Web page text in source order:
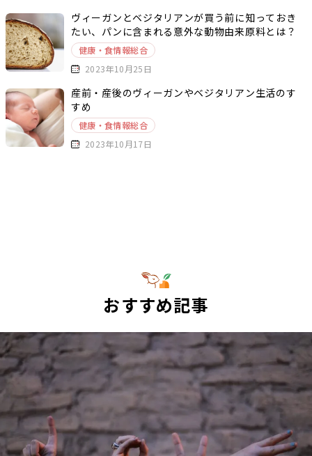
ヴィーガンとベジタリアンが買う前に知っておき
たい、パンに含まれる意外な動物由来原料とは？
健康・食情報総合
2023年10月25日
産前・産後のヴィーガンやベジタリアン生活のす
すめ
健康・食情報総合
2023年10月17日
おすすめ記事